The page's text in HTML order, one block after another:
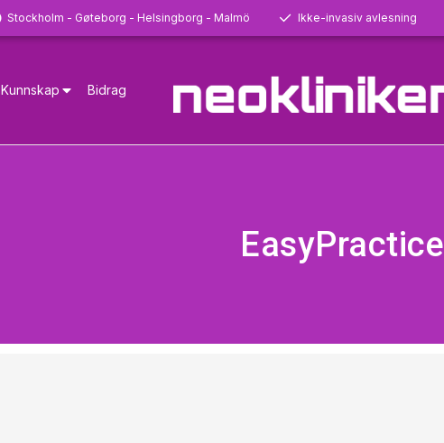
Stockholm - Gøteborg - Helsingborg - Malmö Ikke-invasiv avlesning
Kunnskap Bidrag
EasyPractice